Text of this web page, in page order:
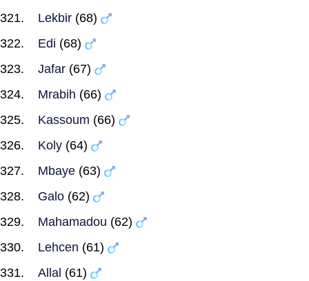
Lekbir (68)
Edi (68)
Jafar (67)
Mrabih (66)
Kassoum (66)
Koly (64)
Mbaye (63)
Galo (62)
Mahamadou (62)
Lehcen (61)
Allal (61)